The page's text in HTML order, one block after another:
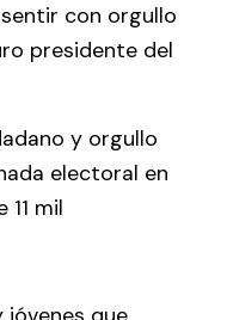
con orgullo
presidente del
y orgullo
electoral en
mil